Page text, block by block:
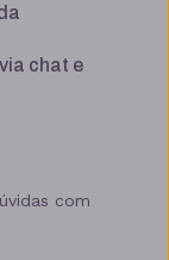
chat e
com